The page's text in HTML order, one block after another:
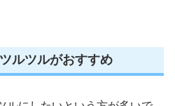
ルツルがおすすめ